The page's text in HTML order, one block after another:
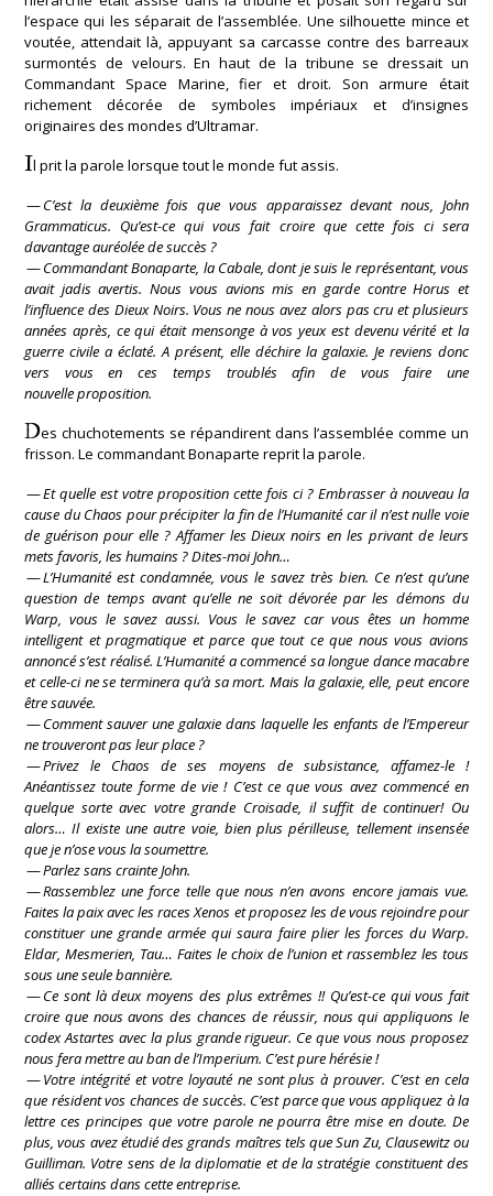
l’espace qui les séparait de l’assemblée. Une silhouette mince et
voutée, attendait là, appuyant sa carcasse contre des barreaux
surmontés de velours. En haut de la tribune se dressait un
Commandant Space Marine, fier et droit. Son armure était
richement décorée de symboles impériaux et d’insignes
originaires des mondes d’Ultramar.
Il prit la parole lorsque tout le monde fut assis.
—C’est la deuxième fois que vous apparaissez devant nous, John
Grammaticus. Qu’est-ce qui vous fait croire que cette fois ci sera
davantage auréolée de succès ?
—Commandant Bonaparte, la Cabale, dont je suis le représentant, vous
avait jadis avertis. Nous vous avions mis en garde contre Horus et
l’influence des Dieux Noirs. Vous ne nous avez alors pas cru et plusieurs
années après, ce qui était mensonge à vos yeux est devenu vérité et la
guerre civile a éclaté. A présent, elle déchire la galaxie. Je reviens donc
vers vous en ces temps troublés afin de vous faire une
nouvelle proposition.
Des chuchotements se répandirent dans l’assemblée comme un
frisson. Le commandant Bonaparte reprit la parole.
—Et quelle est votre proposition cette fois ci ? Embrasser à nouveau la
cause du Chaos pour précipiter la fin de l’Humanité car il n’est nulle voie
de guérison pour elle ? Affamer les Dieux noirs en les privant de leurs
mets favoris, les humains ? Dites-moi John…
—L’Humanité est condamnée, vous le savez très bien. Ce n’est qu’une
question de temps avant qu’elle ne soit dévorée par les démons du
Warp, vous le savez aussi. Vous le savez car vous êtes un homme
intelligent et pragmatique et parce que tout ce que nous vous avions
annoncé s’est réalisé. L’Humanité a commencé sa longue dance macabre
et celle-ci ne se terminera qu’à sa mort. Mais la galaxie, elle, peut encore
être sauvée.
—Comment sauver une galaxie dans laquelle les enfants de l’Empereur
ne trouveront pas leur place ?
—Privez le Chaos de ses moyens de subsistance, affamez-le !
Anéantissez toute forme de vie ! C’est ce que vous avez commencé en
quelque sorte avec votre grande Croisade, il suffit de continuer! Ou
alors… Il existe une autre voie, bien plus périlleuse, tellement insensée
que je n’ose vous la soumettre.
—Parlez sans crainte John.
—Rassemblez une force telle que nous n’en avons encore jamais vue.
Faites la paix avec les races Xenos et proposez les de vous rejoindre pour
constituer une grande armée qui saura faire plier les forces du Warp.
Eldar, Mesmerien, Tau… Faites le choix de l’union et rassemblez les tous
sous une seule bannière.
—Ce sont là deux moyens des plus extrêmes !! Qu’est-ce qui vous fait
croire que nous avons des chances de réussir, nous qui appliquons le
codex Astartes avec la plus grande rigueur. Ce que vous nous proposez
nous fera mettre au ban de l’Imperium. C’est pure hérésie !
—Votre intégrité et votre loyauté ne sont plus à prouver. C’est en cela
que résident vos chances de succès. C’est parce que vous appliquez à la
lettre ces principes que votre parole ne pourra être mise en doute. De
plus, vous avez étudié des grands maîtres tels que Sun Zu, Clausewitz ou
Guilliman. Votre sens de la diplomatie et de la stratégie constituent des
alliés certains dans cette entreprise.